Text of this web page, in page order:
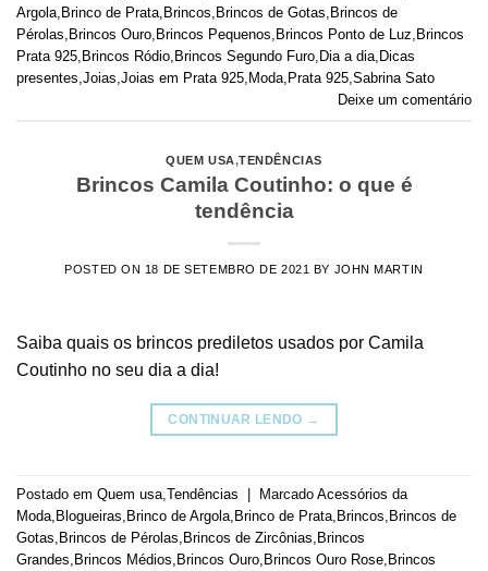
Argola Brinco de Prata Brincos Brincos de Gotas Brincos de
Pérolas Brincos Ouro Brincos Pequenos Brincos Ponto de Luz Brincos
Prata 925 Brincos Ródio Brincos Segundo Furo Dia a dia Dicas
presentes Joias Joias em Prata 925 Moda Prata 925 Sabrina Sato
Deixe um comentário
QUEM USA,TENDÊNCIAS
Brincos Camila Coutinho: o que é
tendência
POSTED ON 18 DE SETEMBRO DE 2021 BY JOHN MARTIN
Saiba quais os brincos prediletos usados por Camila
Coutinho no seu dia a dia!
CONTINUAR LENDO →
Postado em Quem usa Tendências | Marcado Acessórios da
Moda Blogueiras Brinco de Argola Brinco de Prata Brincos Brincos de
Gotas Brincos de Pérolas Brincos de Zircônias Brincos
Grandes Brincos Médios Brincos Ouro Brincos Ouro Rose Brincos